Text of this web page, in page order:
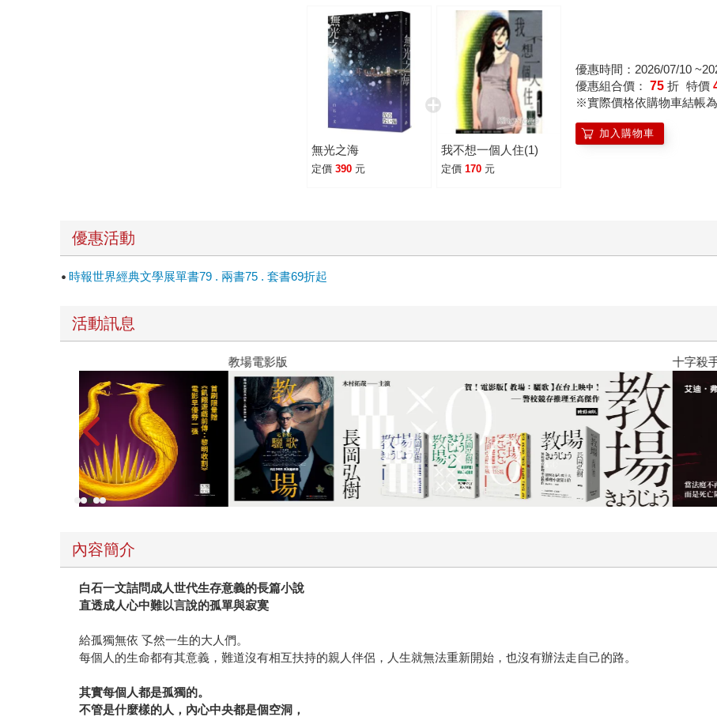
無光之海
定價 390 元
我不想一個人住(1)
定價 170 元
優惠時間：2026/07/10
優惠組合價： 75 折 特價
※實際價格依購物車結帳
加入購物車
優惠活動
時報世界經典文學展單書79 . 兩書75 . 套書69折起
活動訊息
十字殺手【艾迪．弗林系列 前傳】
內容簡介
白石一文詰問成人世代生存意義的長篇小說
直透成人心中難以言說的孤單與寂寞
給孤獨無依 孓然一生的大人們。
每個人的生命都有其意義，難道沒有相互扶持的親人伴侶，人生就無法重新開始，也沒有辦法走自己的路。
其實每個人都是孤獨的。
不管是什麼樣的人，內心中央都是個空洞，